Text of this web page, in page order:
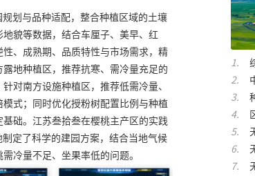
划与品种适配，整合种植区域的土壤
貌等数据，结合车厘子、美早、红
、成熟期、品质特性与市场需求，精
地种植区，推荐抗寒、需冷量充足的
对南方设施种植区，推荐低需冷量、
式；同时优化授粉树配置比例与种植
础。江苏叁拾叁在樱桃主产区的实践
定了科学的建园方案，结合当地气候
冷量不足、坐果率低的问题。